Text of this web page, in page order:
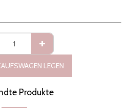
LEGEN
Produkte